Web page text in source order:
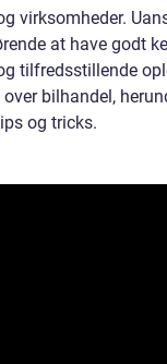
virksomheder.
at have godt
tilfredsstillende
bilhandel,
og tricks.